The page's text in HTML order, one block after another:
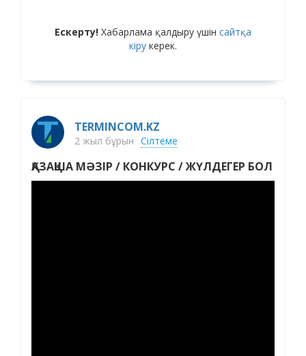
Ескерту! Хабарлама қалдыру үшін сайтқа
кіру керек.
TERMINCOM.KZ
2 жыл бұрын Сілтеме
ҚАЗАҚША МӘЗІР / КОНКУРС / ЖҮЛДЕГЕР БОЛ